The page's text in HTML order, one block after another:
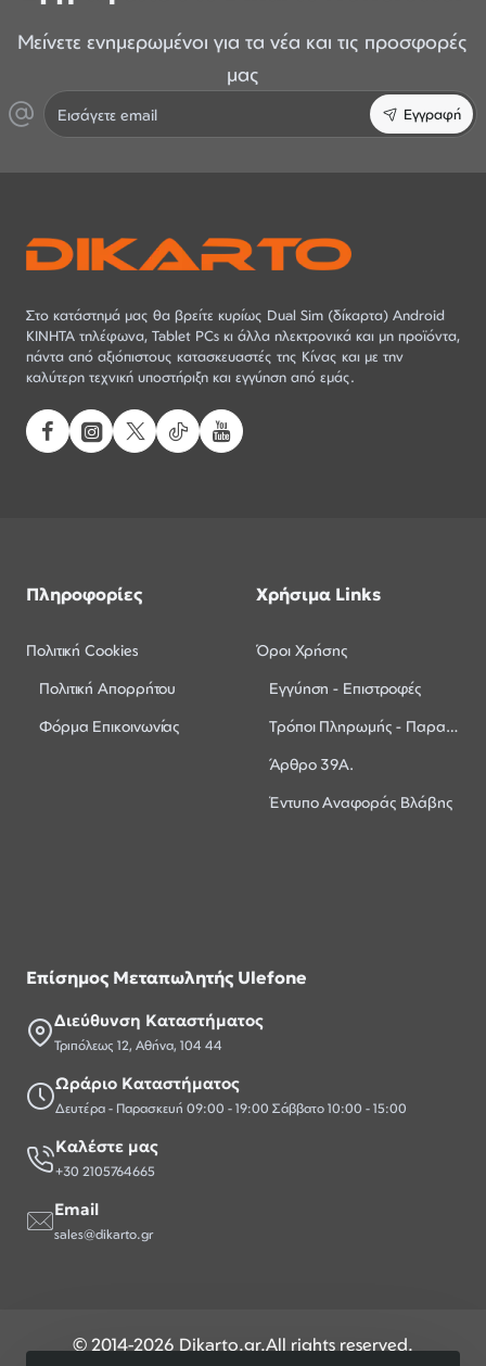
Μείνετε ενημερωμένοι για τα νέα και τις προσφορές
μας
Εισάγετε
email
Εγγραφή
Στο κατάστημά μας θα βρείτε κυρίως Dual Sim (δίκαρτα) Android
ΚΙΝΗΤΑ τηλέφωνα, Tablet PCs κι άλλα ηλεκτρονικά και μη προϊόντα,
πάντα από αξιόπιστους κατασκευαστές της Κίνας και με την
καλύτερη τεχνική υποστήριξη και εγγύηση από εμάς.
Πληροφορίες
Πολιτική Cookies
Πολιτική Απορρήτου
Φόρμα Επικοινωνίας
Χρήσιμα Links
Όροι Χρήσης
Εγγύηση - Επιστροφές
Τρόποι Πληρωμής - Παραλαβής
Άρθρο 39Α.
Έντυπο Αναφοράς Βλάβης
Επίσημος Μεταπωλητής Ulefone
Διεύθυνση Καταστήματος
Τριπόλεως 12, Αθήνα, 104 44
Ωράριο Καταστήματος
Δευτέρα - Παρασκευή 09:00 - 19:00 Σάββατο 10:00 - 15:00
Καλέστε μας
+30 2105764665
Email
sales@dikarto.gr
© 2014-2026 Dikarto.gr.All rights reserved.